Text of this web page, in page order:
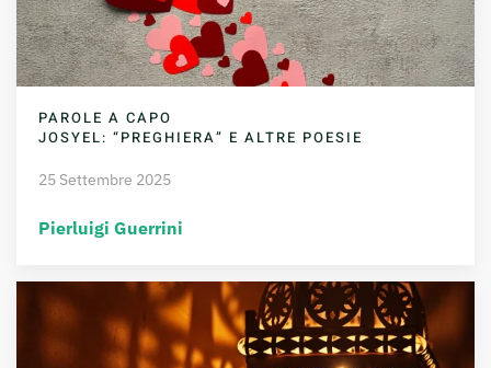
PAROLE A CAPO
JOSYEL: “PREGHIERA” E ALTRE POESIE
25 Settembre 2025
Pierluigi Guerrini